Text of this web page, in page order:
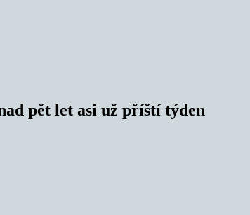
pět let asi už příští týden